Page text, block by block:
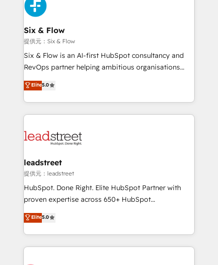
Onboarding Accredited 🔐 ISO27001 & ISO9001
Certified
and Customer First Awards, 4.9/5 rating in HubSpot
Reviews and 4.9/5 rating in Clutch Reviews. Digifianz
helps the following industries: logistics & 3PL, home
improvement & construction, branding and
commercialization, real estate, health, education,
SaaS, Software Dev & IT and consulting, make the
the United States, EU, UAE, Mexico and Latin
America. From casual user to super fan: make
Six & Flow
提供元：Six & Flow
Six & Flow is an AI-first HubSpot consultancy and
RevOps partner helping ambitious organisations
grow with clarity, confidence, and intelligence.
Operating across the UK, Netherlands, Ireland, and
Canada, we’ve delivered thousands of successful
HubSpot projects for mid-market and enterprise
combine HubSpot, data, and AI to design connected
and technology for predictable, scalable revenue
growth. Our expertise spans RevOps, CRM and data
architecture, AI enablement, and strategic marketing,
delivered through our proprietary FLAIR framework
Partner and ISO 27001:2022 certified consultancy,
we blend strategy, creativity, and technology to help
Elite5.0
leadstreet
提供元：leadstreet
HubSpot. Done Right. Elite HubSpot Partner with
proven expertise across 650+ HubSpot
implementations. With 12+ years of HubSpot
experience, we help you use the HubSpot platform
to its fullest capacity, improve your current HubSpot
website, or build your new one.
Elite5.0